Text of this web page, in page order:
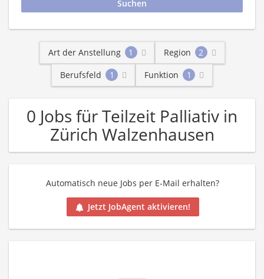
Art der Anstellung 1 Region
2
Berufsfeld
1 Funktion 1
0 Jobs für Teilzeit Palliativ in
Zürich Walzenhausen
Automatisch neue Jobs per E-Mail erhalten?
Jetzt JobAgent aktivieren!